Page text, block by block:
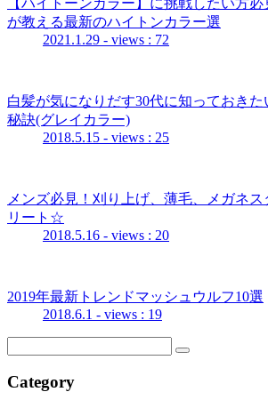
【ハイトーンカラー】に挑戦したい方
が教える最新のハイトンカラー選
2021.1.29 - views : 72
白髪が気になりだす30代に知っておき
秘訣(グレイカラー)
2018.5.15 - views : 25
メンズ必見！刈り上げ、薄毛、メガネ
リート☆
2018.5.16 - views : 20
2019年最新トレンドマッシュウルフ10選
2018.6.1 - views : 19
Category